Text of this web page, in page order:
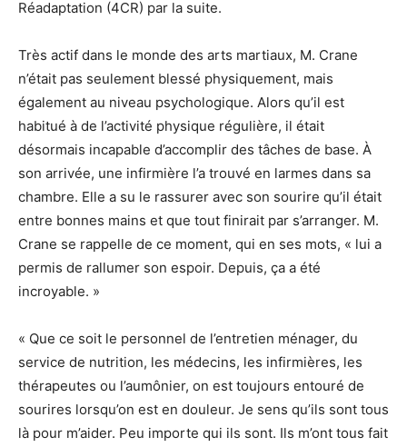
Réadaptation (4CR) par la suite.
Très actif dans le monde des arts martiaux, M. Crane
n’était pas seulement blessé physiquement, mais
également au niveau psychologique. Alors qu’il est
habitué à de l’activité physique régulière, il était
désormais incapable d’accomplir des tâches de base. À
son arrivée, une infirmière l’a trouvé en larmes dans sa
chambre. Elle a su le rassurer avec son sourire qu’il était
entre bonnes mains et que tout finirait par s’arranger. M.
Crane se rappelle de ce moment, qui en ses mots, « lui a
permis de rallumer son espoir. Depuis, ça a été
incroyable. »
« Que ce soit le personnel de l’entretien ménager, du
service de nutrition, les médecins, les infirmières, les
thérapeutes ou l’aumônier, on est toujours entouré de
sourires lorsqu’on est en douleur. Je sens qu’ils sont tous
là pour m’aider. Peu importe qui ils sont. Ils m’ont tous fait